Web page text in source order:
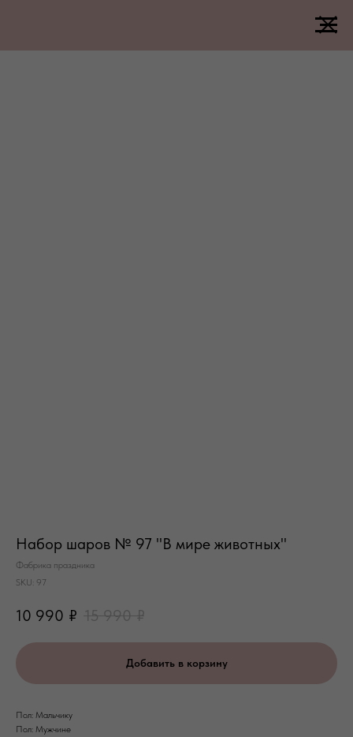
Набор шаров № 97 "В мире животных"
Фабрика праздника
SKU: 97
10 990 ₽ 15 990 ₽
Добавить в корзину
Пол: Мальчику
Пол: Мужчине